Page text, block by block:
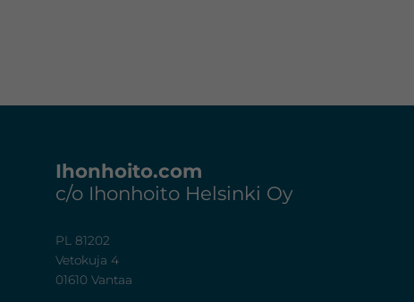
Ihonhoito.com
c/o Ihonhoito Helsinki Oy
PL 81202
Vetokuja 4
01610 Vantaa